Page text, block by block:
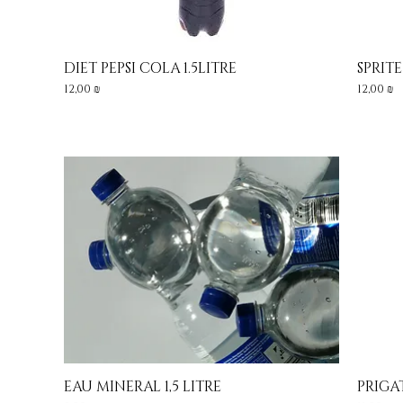
Aperçu rapide
DIET PEPSI COLA 1.5LITRE
Prix
12,00 ₪ Prix
12,00 ₪
Aperçu rapide
EAU MINERAL 1,5 LITRE